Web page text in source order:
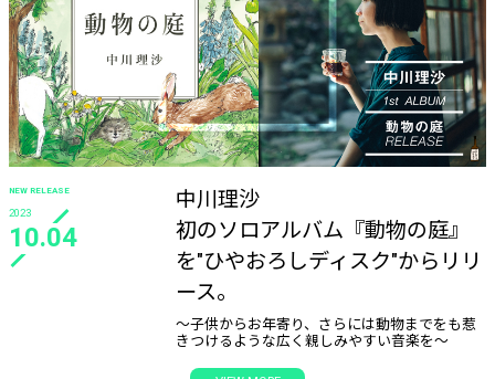
NEW RELEASE
2023
10.04
中川理沙
初のソロアルバム『動物の庭』
を"ひやおろしディスク"からリリ
ース。
～子供からお年寄り、さらには動物までをも惹
きつけるような広く親しみやすい音楽を～